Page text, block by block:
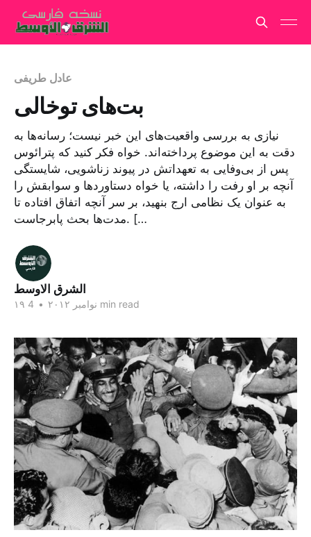
عادل طریفی
بت‌های توخالی
نیازی به بررسی واقعیت‌های این خبر نیست؛ رسانه‌ها به
دقت به این موضوع پرداخته‌اند. خواه فکر کنید که پترائوس
پس از بی‌وفایی به تعهداتش در پیوند زناشویی، شایستگی
آنچه بر او رفت را داشته، یا خواه دستاوردها و سوابقش را
به عنوان یک نظامی ارج بنهید، بر سر آنچه اتفاق افتاده تا
مدت‌ها بحث پابرجاست. […
الشرق الاوسط
۱۹ نوامبر ۲۰۱۲ • 4 min read